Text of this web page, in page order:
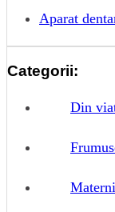
Aparat
Categorii:
Din